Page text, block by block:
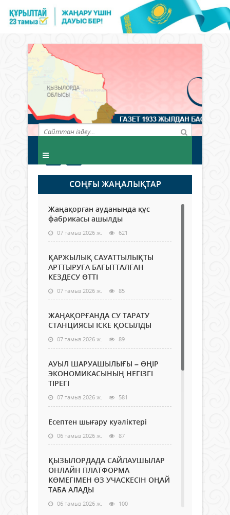
СОҢҒЫ ЖАҢАЛЫҚТАР
Жаңақорған ауданында құс
фабрикасы ашылды
07 тамыз 2026 ж. 621
ҚАРЖЫЛЫҚ САУАТТЫЛЫҚТЫ
АРТТЫРУҒА БАҒЫТТАЛҒАН
КЕЗДЕСУ ӨТТІ
07 тамыз 2026 ж. 85
ЖАҢАҚОРҒАНДА СУ ТАРАТУ
СТАНЦИЯСЫ ІСКЕ ҚОСЫЛДЫ
07 тамыз 2026 ж. 89
АУЫЛ ШАРУАШЫЛЫҒЫ – ӨҢІР
ЭКОНОМИКАСЫНЫҢ НЕГІЗГІ
ТІРЕГІ
07 тамыз 2026 ж. 581
Есептен шығару куәліктері
06 тамыз 2026 ж. 87
ҚЫЗЫЛОРДАДА САЙЛАУШЫЛАР
ОНЛАЙН ПЛАТФОРМА
КӨМЕГІМЕН ӨЗ УЧАСКЕСІН ОҢАЙ
ТАБА АЛАДЫ
06 тамыз 2026 ж. 100